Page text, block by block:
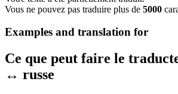
Vous ne pouvez pas traduire plus de 5000
Examples and translation for
Ce que peut faire le
↔ russe